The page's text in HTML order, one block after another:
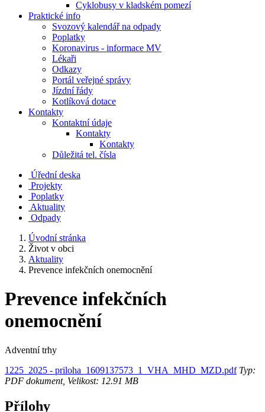
Cyklobusy v kladském pomezí
Praktické info
Svozový kalendář na odpady
Poplatky
Koronavirus - informace MV
Lékaři
Odkazy
Portál veřejné správy
Jízdní řády
Kotlíková dotace
Kontakty
Kontaktní údaje
Kontakty
Kontakty
Důležitá tel. čísla
Úřední deska
Projekty
Poplatky
Aktuality
Odpady
Úvodní stránka
Život v obci
Aktuality
Prevence infekčních onemocnění
Prevence infekčních
onemocnění
Adventní trhy
1225_2025 - priloha_1609137573_1_VHA_MHD_MZD.pdfTyp:
PDF dokument, Velikost: 12.91 MB
Přílohy